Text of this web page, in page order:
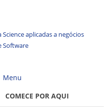
aplicadas a negócios
Software
Menu
COMECE POR AQUI